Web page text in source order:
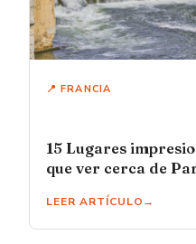
📍 FRANCIA
15 Lugares
que ver cerca de
LEER ARTÍCULO